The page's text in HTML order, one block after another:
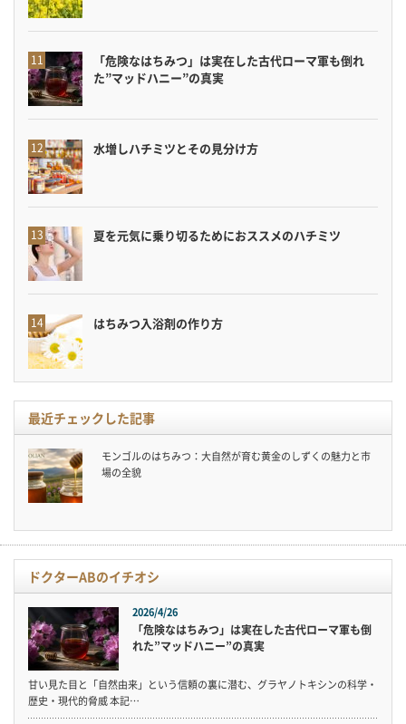
「危険なはちみつ」は実在した古代ローマ軍も倒れ
た”マッドハニー”の真実
水増しハチミツとその見分け方
夏を元気に乗り切るためにおススメのハチミツ
はちみつ入浴剤の作り方
最近チェックした記事
モンゴルのはちみつ：大自然が育む黄金のしずくの魅力と市
場の全貌
ドクターABのイチオシ
2026/4/26
「危険なはちみつ」は実在した古代ローマ軍も倒
れた”マッドハニー”の真実
甘い見た目と「自然由来」という信頼の裏に潜む、グラヤノトキシンの科学・
歴史・現代的脅威 本記…